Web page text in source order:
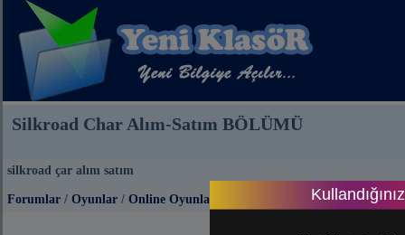
Silkroad Char Alım-Satım BÖLÜMÜ
silkroad çar alım satım
Forumlar / Oyunlar / Online Oyunlar